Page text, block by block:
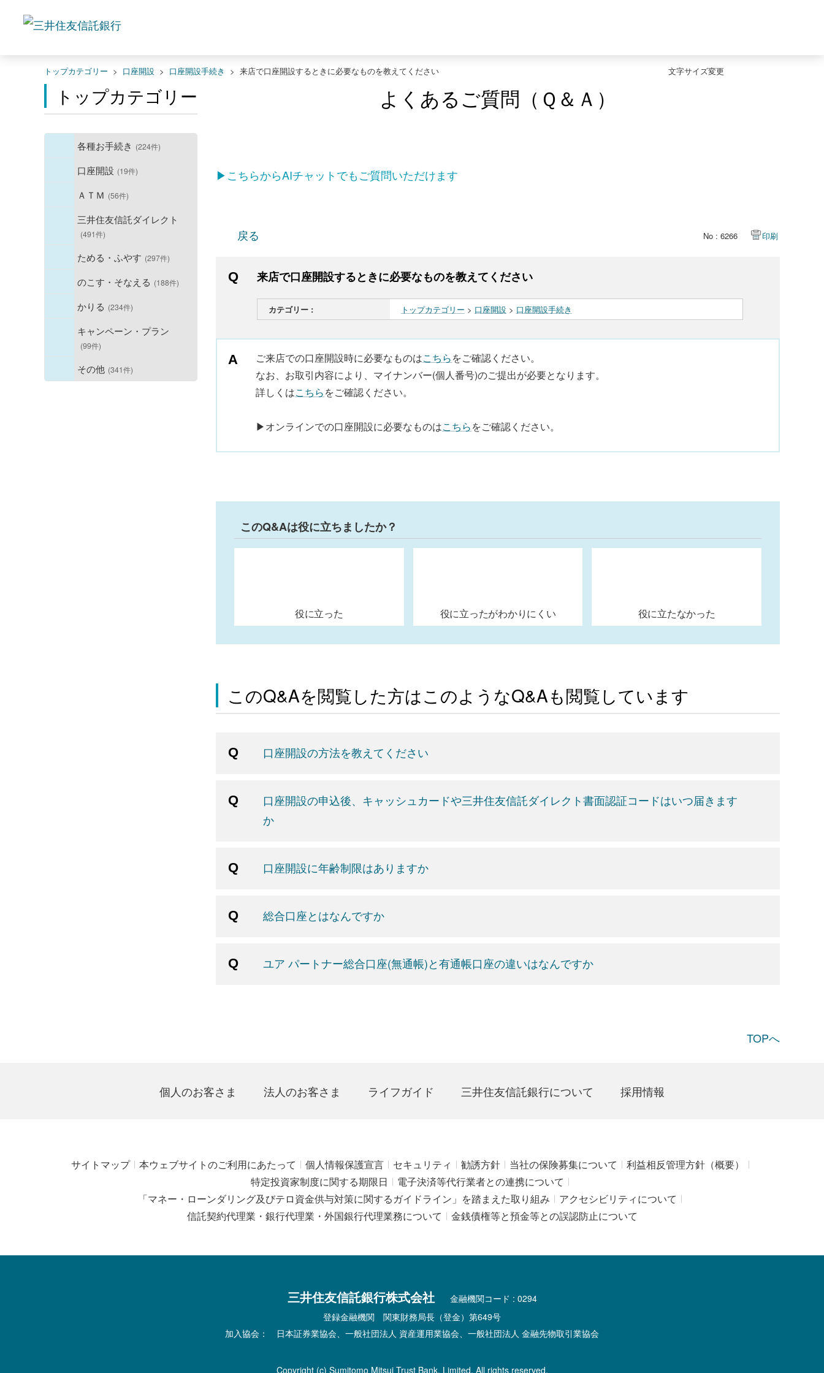
文字サイズ変更
トップカテゴリー > 口座開設 > 口座開設手続き > 来店で口座開設するときに必要なものを教えてください
トップカテゴリー
各種お手続き (224件)
口座開設 (19件)
ＡＴＭ (56件)
三井住友信託ダイレクト
(491件)
ためる・ふやす (297件)
のこす・そなえる (188件)
かりる (234件)
キャンペーン・プラン
(99件)
その他 (341件)
よくあるご質問（Ｑ＆Ａ）
▶こちらからAIチャットでもご質問いただけます
戻る No : 6266 印刷
来店で口座開設するときに必要なものを教えてください
カテゴリー : トップカテゴリー > 口座開設> 口座開設手続き
ご来店での口座開設時に必要なものはこちらをご確認ください。
なお、お取引内容により、マイナンバー(個人番号)のご提出が必要となります。
詳しくはこちらをご確認ください。
▶オンラインでの口座開設に必要なものはこちらをご確認ください。
このQ&Aは役に立ちましたか？
役に立った 役に立ったがわかりにくい 役に立たなかった
このQ&Aを閲覧した方はこのようなQ&Aも閲覧しています
口座開設の方法を教えてください
口座開設の申込後、キャッシュカードや三井住友信託ダイレクト書面認証コードはいつ届きます
か
口座開設に年齢制限はありますか
総合口座とはなんですか
ユア パートナー総合口座(無通帳)と有通帳口座の違いはなんですか
TOPへ
個人のお客さま 法人のお客さま ライフガイド 三井住友信託銀行について 採用情報
サイトマップ 本ウェブサイトのご利用にあたって 個人情報保護宣言 セキュリティ 勧誘方針 当社の保険募集について
利益相反管理方針（概要）
特定投資家制度に関する期限日
電子決済等代行業者との連携について
「マネー・ローンダリング及びテロ資金供与対策に関するガイドライン」を踏まえた取り組み
アクセシビリティについて
信託契約代理業・銀行代理業・外国銀行代理業務について
金銭債権等と預金等との誤認防止について
三井住友信託銀行株式会社
金融機関コード : 0294
登録金融機関 関東財務局長（登金）第649号
加入協会： 日本証券業協会、一般社団法人 資産運用業協会、一般社団法人 金融先物取引業協会
Copyright (c) Sumitomo Mitsui Trust Bank, Limited. All rights reserved.